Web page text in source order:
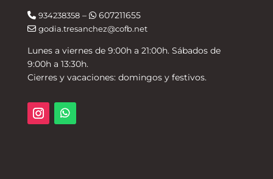
934238358– 607211655
godia.tresanchez@cofb.net
Lunes a viernes de 9:00h a 21:00h. Sábados de
9:00h a 13:30h.
Cierres y vacaciones: domingos y festivos.